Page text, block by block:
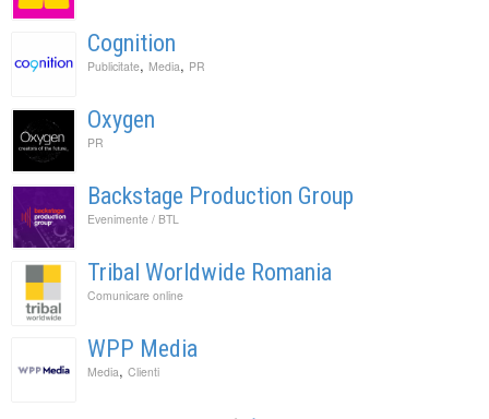
Cognition
Publicitate, Media, PR
Oxygen
PR
Backstage Production Group
Evenimente / BTL
Tribal Worldwide Romania
Comunicare online
WPP Media
Media, Clienti